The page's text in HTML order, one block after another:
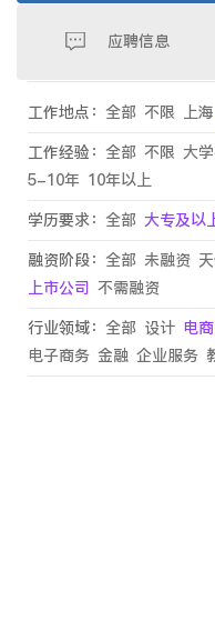
应聘信息
工作地点： 全部 不限 上海
工作经验： 全部 不限 大
5-10年 10年以上
学历要求： 全部 大专及以
融资阶段： 全部 未融资
上市公司 不需融资
行业领域： 全部 设计 电
电子商务 金融 企业服务